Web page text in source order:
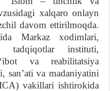
xalqaro onlayn
davom ettirilmoqda.
Markaz xodimlari,
tadqiqotlar instituti,
va reabilitatsiya
sanʼati va madaniyatini
vakillari ishtirokida